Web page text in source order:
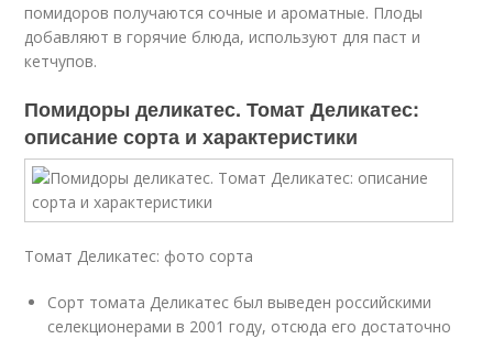
помидоров получаются сочные и ароматные. Плоды
добавляют в горячие блюда, используют для паст и
кетчупов.
Помидоры деликатес. Томат Деликатес:
описание сорта и характеристики
Томат Деликатес: фото сорта
Сорт томата Деликатес был выведен российскими
селекционерами в 2001 году, отсюда его достаточно